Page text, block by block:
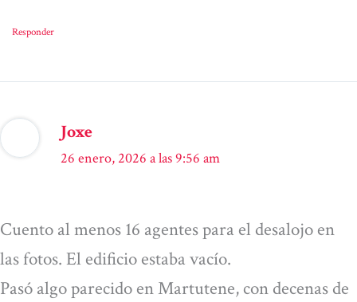
Responder
Joxe
26 enero, 2026 a las 9:56 am
Cuento al menos 16 agentes para el desalojo en
las fotos. El edificio estaba vacío.
Pasó algo parecido en Martutene, con decenas de